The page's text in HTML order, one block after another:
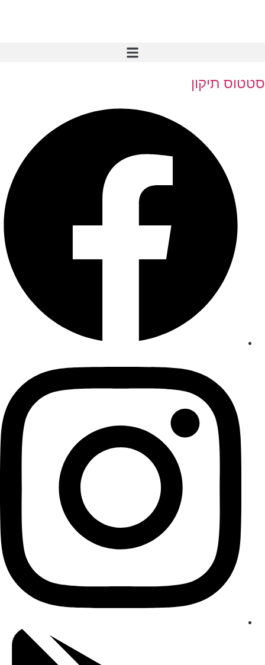
סטטוס תיקון